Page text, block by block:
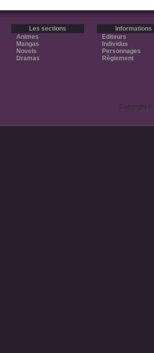
Les sections
Animes
Mangas
Novels
Dramas
Informations
Editeurs
Individus
Personnages
Règlement
Copyright ©